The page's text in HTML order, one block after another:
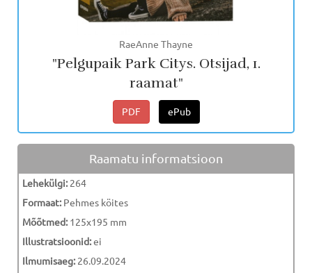
RaeAnne Thayne
"Pelgupaik Park Citys. Otsijad, 1.
raamat"
PDF ePub
Raamatu informatsioon
Lehekülgi:264
Formaat:Pehmes köites
Mõõtmed:125x195 mm
Illustratsioonid:ei
Ilmumisaeg:26.09.2024